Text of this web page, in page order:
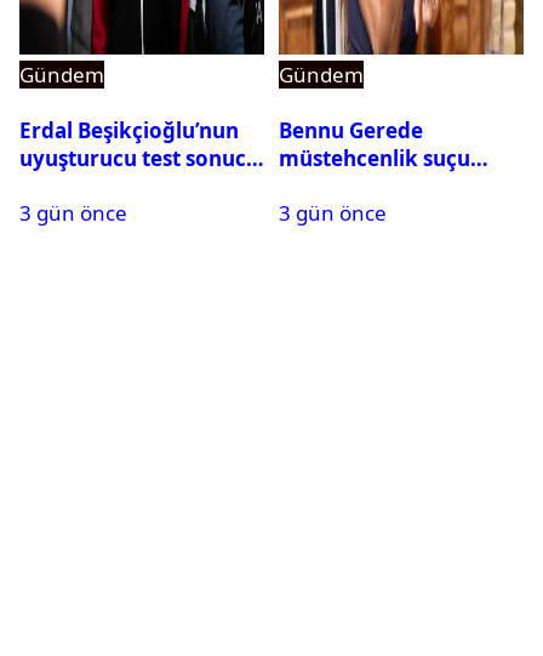
Gündem
Erdal Beşikçioğlu’nun
uyuşturucu test sonucu
3 gün önce
Gündem
Bennu Gerede
müstehcenlik suçu
alındı
3 gün önce